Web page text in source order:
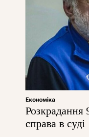
Економіка
Розкрадання
справа в суді